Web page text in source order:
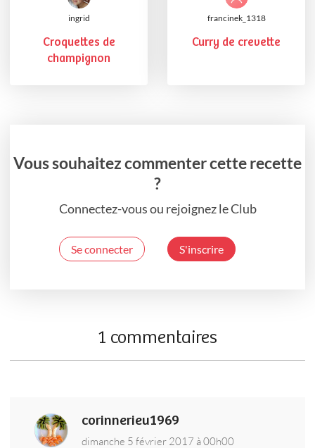
ingrid
Croquettes de
champignon
francinek_1318
Curry de crevette
Vous souhaitez commenter cette recette
?
Connectez-vous ou rejoignez le Club
Se connecter S'inscrire
1 commentaires
corinnerieu1969
dimanche 5 février 2017 à 00h00